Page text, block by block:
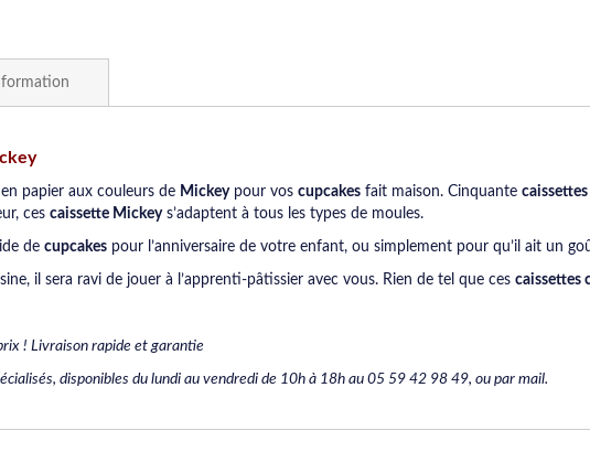
en papier aux couleurs de Mickeypour vos cupcakes fait maison. Cinquante caissettes
ces caissette Mickeys’adaptent à tous les types de moules.
de cupcakes pour l’anniversaire de votre enfant, ou simplement pour qu’il ait un
il sera ravi de jouer à l’apprenti-pâtissier avec vous. Rien de tel que ces caissettes
! Livraison rapide et garantie
disponibles du lundi au vendredi de 10h à 18h au 05 59 42 98 49, ou par mail.